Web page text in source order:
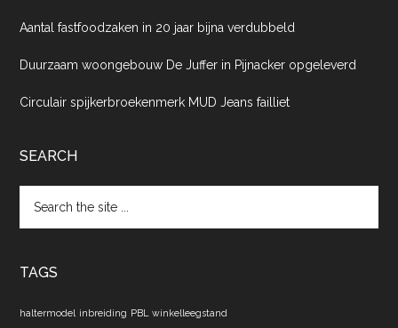
Aantal fastfoodzaken in 20 jaar bijna verdubbeld
Duurzaam woongebouw De Juffer in Pijnacker opgeleverd
Circulair spijkerbroekenmerk MUD Jeans failliet
SEARCH
the
TAGS
haltermodel inbreiding PBL winkelleegstand